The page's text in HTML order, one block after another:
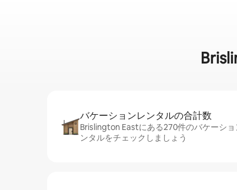
バケーションレ⁠ン⁠タ⁠ル⁠の合⁠計⁠数
Brislington Eastにある270件のバケーショ
ンタルをチェックしましょう